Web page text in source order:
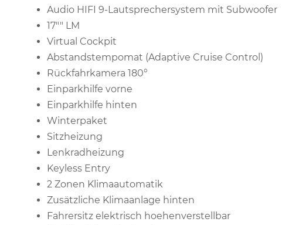
Audio HIFI 9-Lautsprechersystem mit Subwoofer
17"" LM
Virtual Cockpit
Abstandstempomat (Adaptive Cruise Control)
Rückfahrkamera 180°
Einparkhilfe vorne
Einparkhilfe hinten
Winterpaket
Sitzheizung
Lenkradheizung
Keyless Entry
2 Zonen Klimaautomatik
Zusätzliche Klimaanlage hinten
Fahrersitz elektrisch hoehenverstellbar